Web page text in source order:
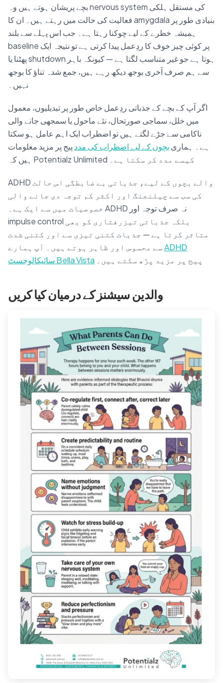
بچے پریشان ہوتے ہیں وہ nervous system کی مستقل ہلکی
فعالیت کی حالت میں رہتے ہیں۔ ان کا amygdala بنیادی طور پر
ہمیشہ خطرے کے لیے چوکنا رہتا ہے۔ جب اس پہلے سے بلند
baseline پر کوئی چیز خوف کا ردِعمل پیدا کرتی ہے تو نتیجہ ایک
پھٹنا یا shutdown ہوتا ہے جو غیر متناسب لگتا ہے — کیونکہ باہر
سے ہم صرف آخری بوجھ دیکھ رہے ہیں، جمع شدہ تناؤ کا بوجھ
نہیں۔
اگر آپ کے بچے کے جذباتی ردِعمل خاص طور پر تبدیلیوں، معمول
میں خلل، سماجی صورتحال، نئے ماحول یا سمجھی جانے والی
ناکامی سے جڑے لگتے ہیں تو اضطراب ایک اہم عامل ہو سکتا
ہے۔ ہماری بچوں کے لیے اضطراب کی مدد پیج پر مزید معلومات
ہیں کہ Potentialz Unlimited کیسے مدد کر سکتا ہے۔
ADHD والے بچوں کے لیے، جذباتی بے ضابطگی اس حالت
کی سب سے چیلنجنگ اور اکثر کم توجہ دی جانے والی
خصوصیات میں سے ایک ہے۔ ADHD نہ صرف توجہ اور
impulse control بلکہ جذباتی تیزرفتاری کو بھی
متاثر کرتا ہے — جذبات کتنی تیزی سے اور کتنی شدت
ADHD
سائیکالوجسٹ Bella Vista
پیج پر مزید پڑھ سکتے ہیں۔
والدین سیشنز کے درمیان کیا کریں